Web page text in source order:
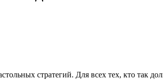
стратегий. Для всех тех, кто так